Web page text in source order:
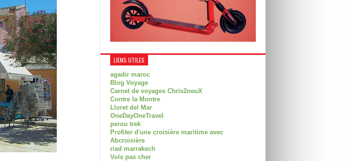
LIENS UTILES
agadir maroc
Blog Voyage
Carnet de voyages Chris2neuX
Contre la Montre
Lloret del Mar
OneDayOneTravel
perou trek
Profiter d'une croisière maritime avec
Abcroisière
riad marrakech
Vols pas cher